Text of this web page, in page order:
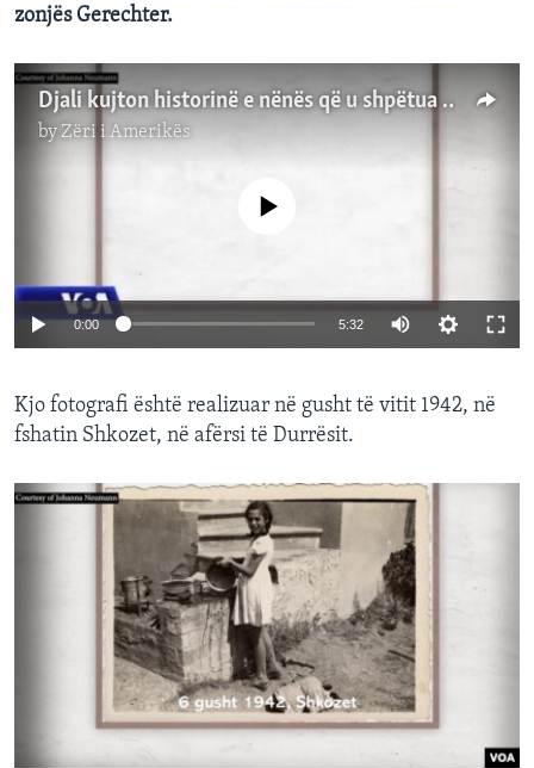
zonjës Gerechter.
Djali kujton historinë e nënës që u shpëtua në Shqipëri gjatë Holokaustit
byZëri i Amerikës
No media source currently available
0:00 5:32
Kjo fotografi është realizuar në gusht të vitit 1942, në
fshatin Shkozet, në afërsi të Durrësit.